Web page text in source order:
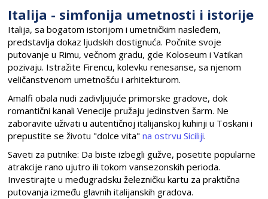
Italija - simfonija umetnosti i istorije
Italija, sa bogatom istorijom i umetničkim nasleđem,
predstavlja dokaz ljudskih dostignuća. Počnite svoje
putovanje u Rimu, večnom gradu, gde Koloseum i Vatikan
pozivaju. Istražite Firencu, kolevku renesanse, sa njenom
veličanstvenom umetnošću i arhitekturom.
Amalfi obala nudi zadivljujuće primorske gradove, dok
romantični kanali Venecije pružaju jedinstven šarm. Ne
zaboravite uživati u autentičnoj italijanskoj kuhinji u Toskani i
prepustite se životu "dolce vita"na ostrvu Siciliji.
Saveti za putnike: Da biste izbegli gužve, posetite popularne
atrakcije rano ujutro ili tokom vansezonskih perioda.
Investirajte u međugradsku železničku kartu za praktična
putovanja između glavnih italijanskih gradova.